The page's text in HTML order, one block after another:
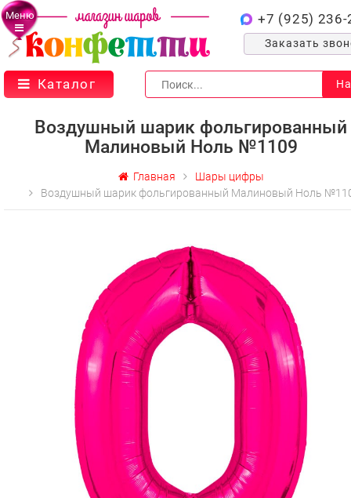
Меню +7 (925) 236-
Заказать
Каталог
Воздушный шарик фольгированный
Малиновый Ноль №1109
Главная
Шары цифры
Воздушный шарик фольгированный Малиновый Ноль